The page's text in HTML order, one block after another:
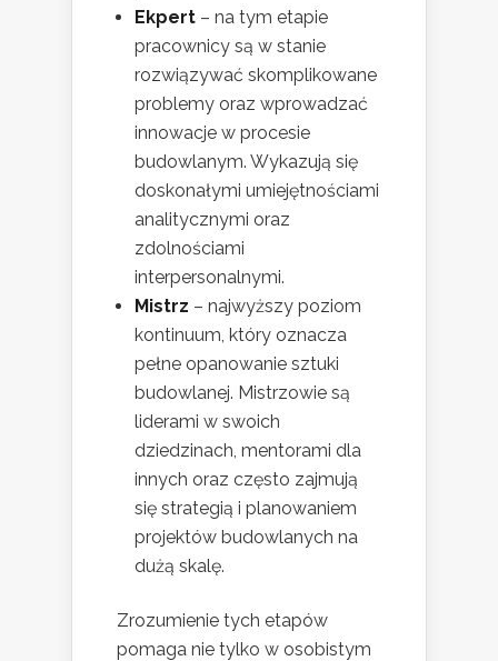
Ekpert – na tym etapie
pracownicy są w stanie
rozwiązywać skomplikowane
problemy oraz wprowadzać
innowacje w procesie
budowlanym. Wykazują się
doskonałymi umiejętnościami
analitycznymi oraz
zdolnościami
interpersonalnymi.
Mistrz – najwyższy poziom
kontinuum, który oznacza
pełne opanowanie sztuki
budowlanej. Mistrzowie są
liderami w swoich
dziedzinach, mentorami dla
innych oraz często zajmują
się strategią i planowaniem
projektów budowlanych na
dużą skalę.
Zrozumienie tych etapów
pomaga nie tylko w osobistym